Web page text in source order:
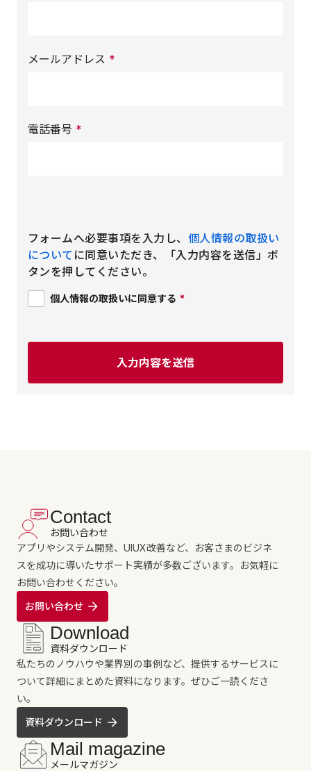
メールアドレス *
電話番号 *
フォームへ必要事項を入力し、 個人情報の取扱い
について に同意いただき、「入力内容を送信」ボ
タンを押してください。
個人情報の取扱いに同意する *
Contact
お問い合わせ
アプリやシステム開発、UIUX改善など、お客さまのビジネ
スを成功に導いたサポート実績が多数ございます。お気軽に
お問い合わせください。
お問い合わせ
Download
資料ダウンロード
私たちのノウハウや業界別の事例など、提供するサービスに
ついて詳細にまとめた資料になります。ぜひご一読くださ
い。
資料ダウンロード
Mail magazine
メールマガジン